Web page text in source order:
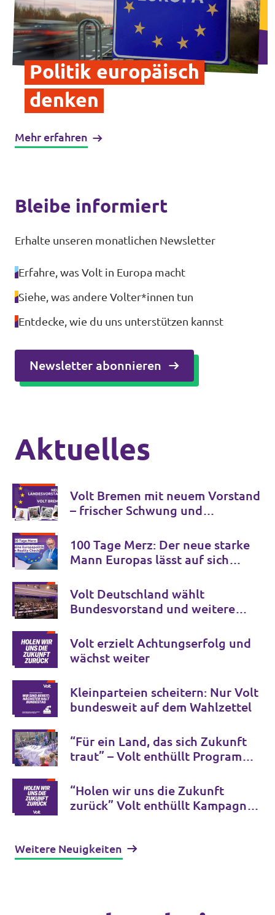
Politik europäisch
denken
Mehr erfahren
Bleibe informiert
Erhalte unseren monatlichen Newsletter
Erfahre, was Volt in Europa macht
Siehe, was andere Volter*innen tun
Entdecke, wie du uns unterstützen kannst
Newsletter abonnieren
Aktuelles
Volt Bremen mit neuem Vorstand
– frischer Schwung und
100 Tage Merz: Der neue starke
Mann Europas lässt auf sich
Volt Deutschland wählt
Bundesvorstand und weitere
kommenden Jahre
Volt erzielt Achtungserfolg und
wächst weiter
Kleinparteien scheitern: Nur Volt
bundesweit auf dem Wahlzettel
“Für ein Land, das sich Zukunft
traut” – Volt enthüllt Programm
“Holen wir uns die Zukunft
zurück” Volt enthüllt Kampagne
Weitere Neuigkeiten